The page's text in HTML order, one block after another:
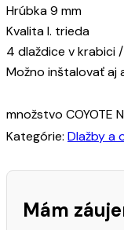
Hrúbka 9 mm
Kvalita I. trieda
4 dlaždice v krabici
Možno inštalovať aj
množstvo COYOTE
Kategórie: Dlažby a
Mám